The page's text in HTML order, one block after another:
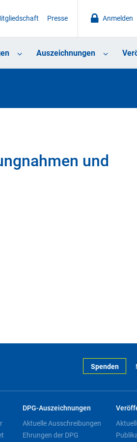
Anmelden
Presse
Auszeichnungen
und
Spenden
DPG-Auszeichnungen
Aktuelle Ausschreibungen
Ehrungen der DPG